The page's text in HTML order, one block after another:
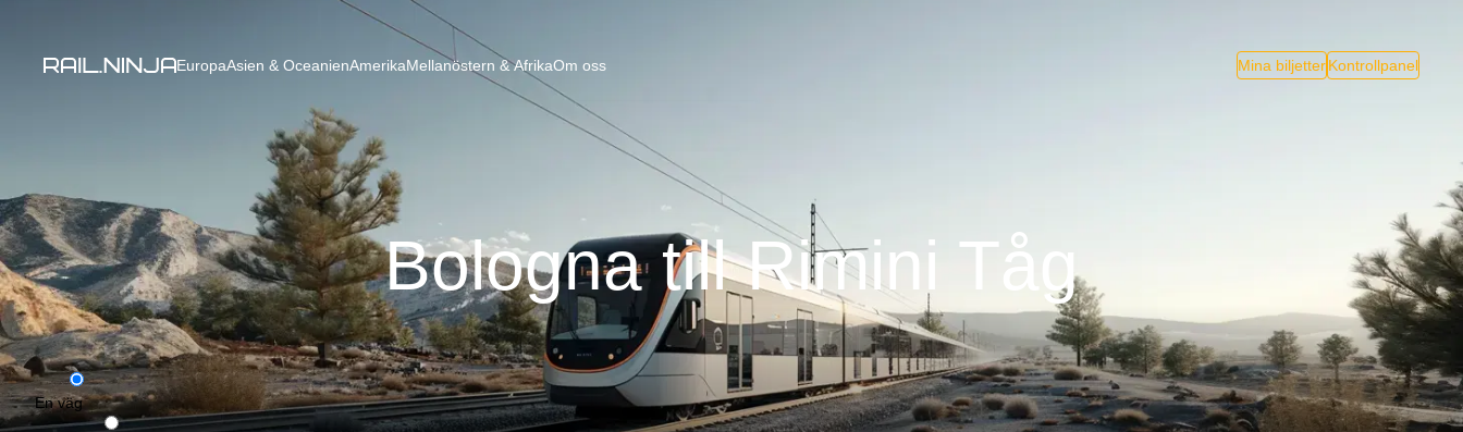
EuropaAsien & OceanienAmerikaMellanöstern & AfrikaOm oss Mina biljetterKontrollpanel
Bologna till Rimini Tåg
En väg